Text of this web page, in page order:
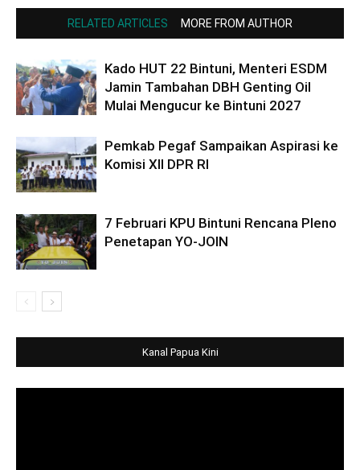
RELATED ARTICLES MORE FROM AUTHOR
Kado HUT 22 Bintuni, Menteri ESDM
Jamin Tambahan DBH Genting Oil
Mulai Mengucur ke Bintuni 2027
Pemkab Pegaf Sampaikan Aspirasi ke
Komisi XII DPR RI
7 Februari KPU Bintuni Rencana Pleno
Penetapan YO-JOIN
Kanal Papua Kini